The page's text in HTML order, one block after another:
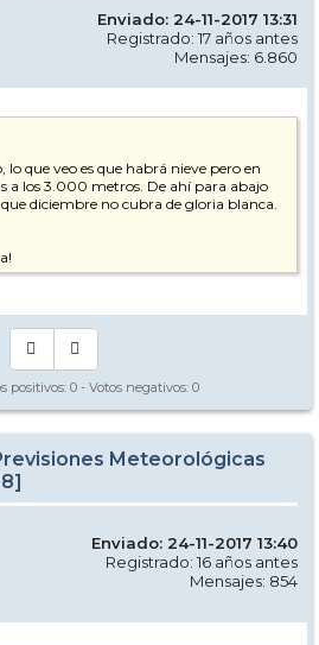
Enviado: 24-11-2017 13:31
Registrado: 17 años antes
Mensajes: 6.860
lo que veo es que habrá nieve pero en
a los 3.000 metros. De ahí para abajo
diciembre no cubra de gloria blanca.
positivos: 0 - Votos negativos: 0
Meteorológicas
Enviado: 24-11-2017 13:40
Registrado: 16 años antes
Mensajes: 854